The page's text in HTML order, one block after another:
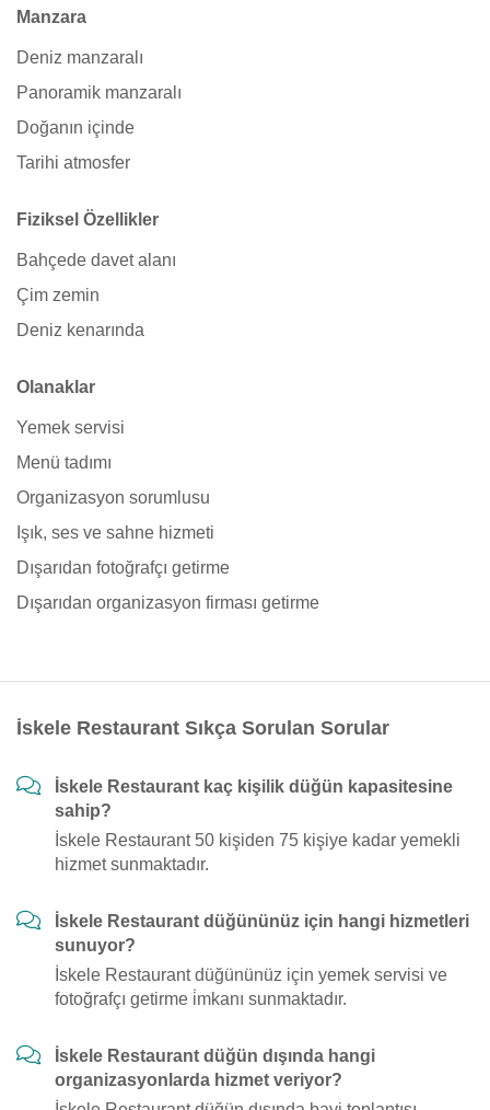
Manzara
Deniz manzaralı
Panoramik manzaralı
Doğanın içinde
Tarihi atmosfer
Fiziksel Özellikler
Bahçede davet alanı
Çim zemin
Deniz kenarında
Olanaklar
Yemek servisi
Menü tadımı
Organizasyon sorumlusu
Işık, ses ve sahne hizmeti
Dışarıdan fotoğrafçı getirme
Dışarıdan organizasyon firması getirme
İskele Restaurant Sıkça Sorulan Sorular
İskele Restaurant kaç kişilik düğün kapasitesine
sahip?
İskele Restaurant 50 kişiden 75 kişiye kadar yemekli
hizmet sunmaktadır.
İskele Restaurant düğününüz için hangi hizmetleri
sunuyor?
İskele Restaurant düğününüz için yemek servisi ve
fotoğrafçı getirme i̇mkanı sunmaktadır.
İskele Restaurant düğün dışında hangi
organizasyonlarda hizmet veriyor?